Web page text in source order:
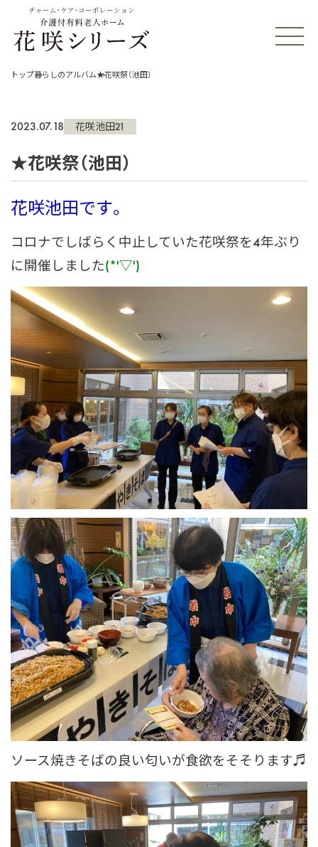
チャーム・ケア・コーポレーション
トップ暮らしのアルバム★花咲祭（池田）
2023.07.18 花咲池田21
★花咲祭（池田）
花咲池田です。
コロナでしばらく中止していた花咲祭を4年ぶり
に開催しました(*'▽')
ソース焼きそばの良い匂いが食欲をそそります♬